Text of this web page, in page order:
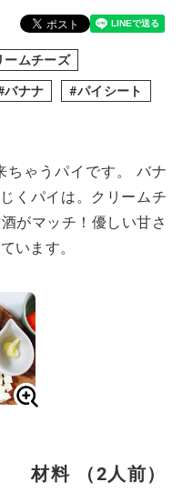
ームチーズ
バナナ
パイシート
ちゃうパイです。 バナ
くパイは。クリームチ
がマッチ！優しい甘さ
います。
材料 （2人前）